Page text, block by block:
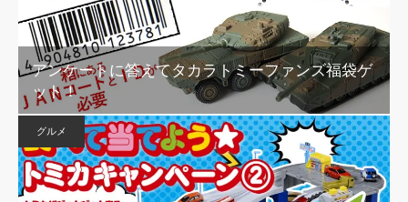
アンケートに答えてタカラトミーファンズ福袋ゲ
ット！
グルメ